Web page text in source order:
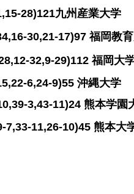
28)121九州産
30,21-17)97 福
32,9-29)112 福
6,24-9)55 沖縄大
3,43-11)24 熊本
11,26-10)45 熊